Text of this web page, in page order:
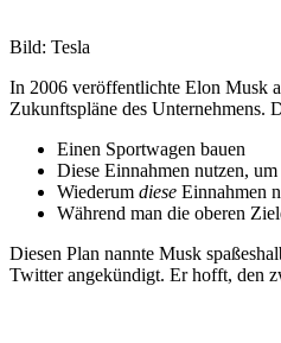
Bild: Tesla
In 2006 veröffentlichte Elon Musk
Zukunftspläne des Unternehmens.
Einen Sportwagen bauen
Diese Einnahmen nutzen,
Wiederum diese Einnahmen
Während man die oberen
Diesen Plan nannte Musk
Twitter angekündigt. Er hofft, den